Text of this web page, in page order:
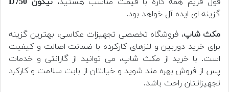
گزینه ای ایده آل خواهد بود.
مکث شاپ، فروشگاه تخصصی تجهیزات عکاسی، بهترین گزینه
برای خرید دوربین و لنزهای کارکرده با ضمانت اصالت و کیفیت
است. با خرید از مکث شاپ، می توانید از گارانتی و خدمات
پس از فروش بهره مند شوید و خیالتان از بابت سلامت و کارکرد
تجهیزاتتان راحت باشد.